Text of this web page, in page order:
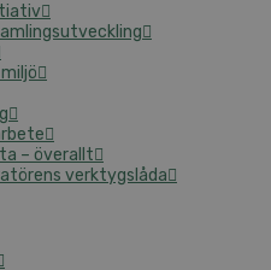
– överallt
verktygslåda